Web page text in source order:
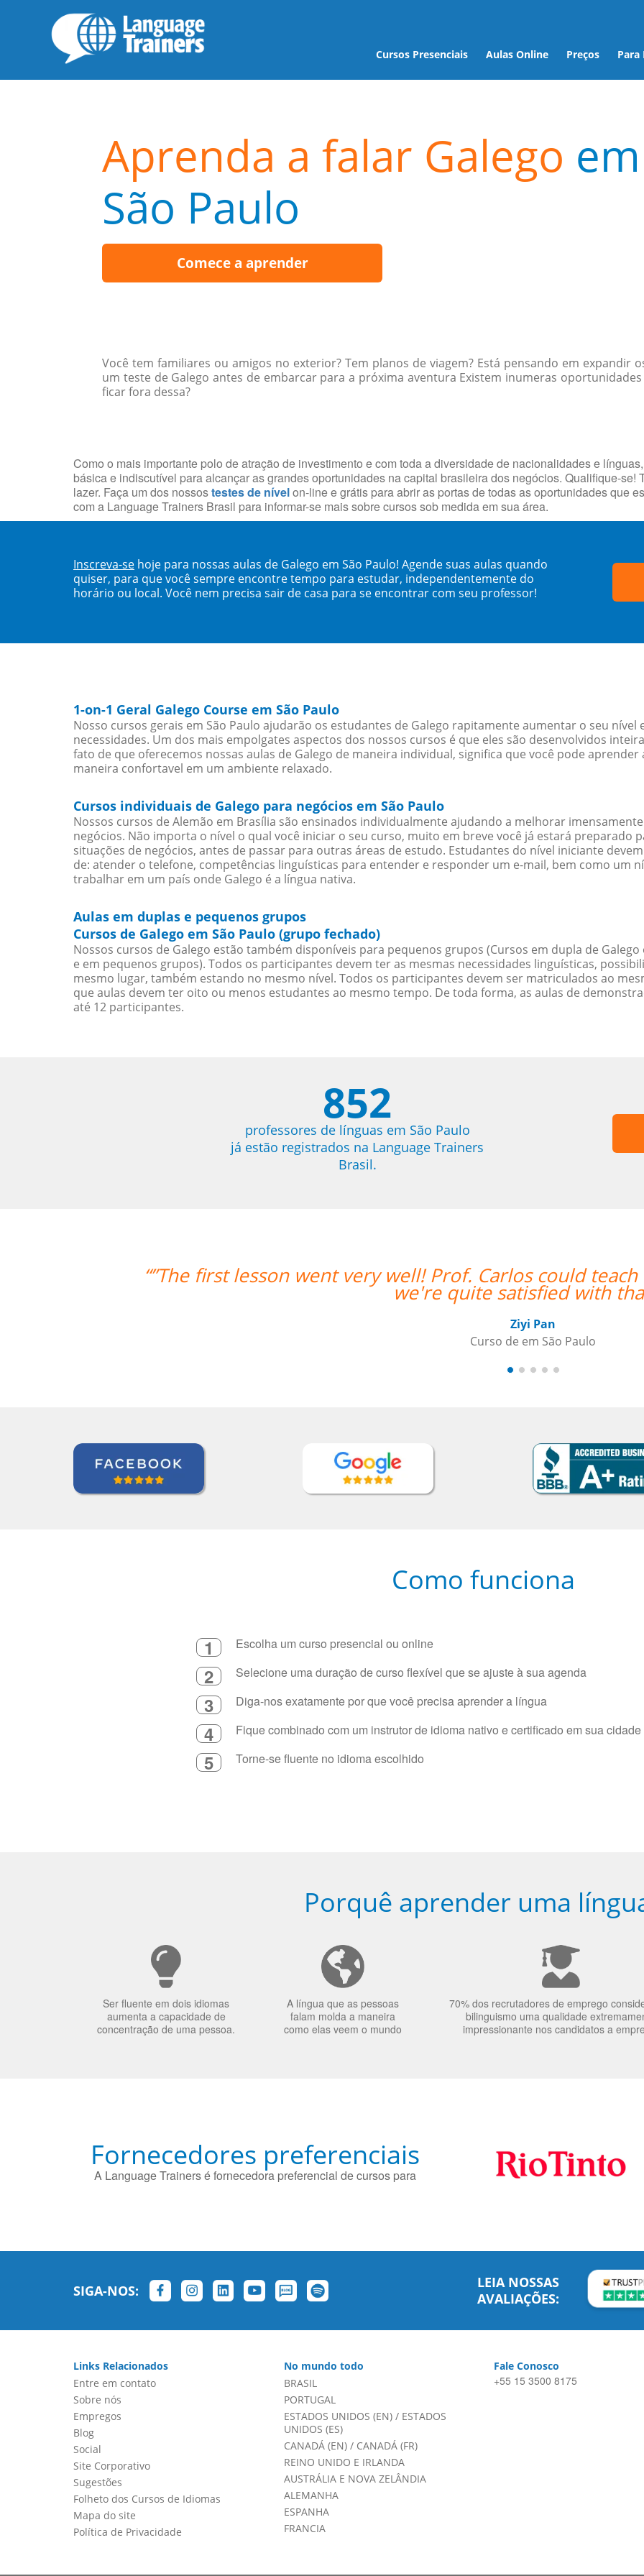
Cursos Presenciais Aulas Online Preços Para
Aprenda a falar Galego em
São Paulo
Comece a aprender
Você tem familiares ou amigos no exterior? Tem planos de viagem? Está pensando em expandir
um teste de Galego antes de embarcar para a próxima aventura Existem inumeras
ficar fora dessa?
Como o mais importante polo de atração de investimento e com toda a diversidade de nacionalidades e
básica e indiscutível para alcançar as grandes oportunidades na capital brasileira dos negócios. Qualifique-se!
lazer. Faça um dos nossostestes de nívelon-line e grátis para abrir as portas de todas as oportunidades que
com a Language Trainers Brasil para informar-se mais sobre cursos sob medida em sua área.
Inscreva-se hoje para nossas aulas de Galego em São Paulo! Agende suas aulas quando
quiser, para que você sempre encontre tempo para estudar, independentemente do
horário ou local. Você nem precisa sair de casa para se encontrar com seu professor!
1-on-1 Geral Galego Course em São Paulo
Nosso cursos gerais em São Paulo ajudarão os estudantes de Galego rapitamente aumentar o seu nível
necessidades. Um dos mais empolgates aspectos dos nossos cursos é que eles são desenvolvidos
fato de que oferecemos nossas aulas de Galego de maneira individual, significa que você pode aprender
maneira confortavel em um ambiente relaxado.
Cursos individuais de Galego para negócios em São Paulo
Nossos cursos de Alemão em Brasília são ensinados individualmente ajudando a melhorar
negócios. Não importa o nível o qual você iniciar o seu curso, muito em breve você já estará preparado
situações de negócios, antes de passar para outras áreas de estudo. Estudantes do nível iniciante
de: atender o telefone, competências linguísticas para entender e responder um e-mail, bem como um
trabalhar em um país onde Galego é a língua nativa.
Aulas em duplas e pequenos grupos
Cursos de Galego em São Paulo (grupo fechado)
Nossos cursos de Galego estão também disponíveis para pequenos grupos (Cursos em dupla de
e em pequenos grupos). Todos os participantes devem ter as mesmas necessidades linguísticas,
mesmo lugar, também estando no mesmo nível. Todos os participantes devem ser matriculados ao
que aulas devem ter oito ou menos estudantes ao mesmo tempo. De toda forma, as aulas de
até 12 participantes.
852
professores de línguas em São Paulo
já estão registrados na Language Trainers
Brasil.
very well! Prof. Carlos could teach both in Chinese and English and
Como funciona
1 Escolha um curso presencial ou online
2 Selecione uma duração de curso flexível que se ajuste à sua agenda
3 Diga-nos exatamente por que você precisa aprender a língua
4 Fique combinado com um instrutor de idioma nativo e certificado em sua
5 Torne-se fluente no idioma escolhido
Porquê aprender uma
Ser fluente em dois idiomas
aumenta a capacidade de
concentração de uma pessoa.
A língua que as pessoas
falam molda a maneira
como elas veem o mundo
70% dos recrutadores de emprego
bilinguismo uma qualidade
impressionante nos candidatos a
Fornecedores preferenciais
A Language Trainers é fornecedora preferencial de cursos para
SIGA-NOS:
LEIA NOSSAS
AVALIAÇÕES:
Links Relacionados
Entre em contato
Sobre nós
Empregos
Blog
Social
Site Corporativo
Sugestões
Folheto dos Cursos de Idiomas
Mapa do site
Política de Privacidade
No mundo todo
BRASIL
PORTUGAL
ESTADOS UNIDOS (EN)/ ESTADOS
UNIDOS (ES)
CANADÁ (EN)/ CANADÁ (FR)
REINO UNIDO E IRLANDA
AUSTRÁLIA E NOVA ZELÂNDIA
ALEMANHA
ESPANHA
FRANCIA
Fale Conosco
+55 15 3500 8175